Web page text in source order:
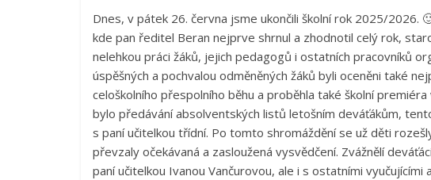
Dnes, v pátek 26. června jsme ukončili školní rok 2025/2026.
kde pan ředitel Beran nejprve shrnul a zhodnotil celý rok,
nelehkou práci žáků, jejich pedagogů i ostatních pracovníků
úspěšných a pochvalou odměněných žáků byli oceněni také
celoškolního přespolního běhu a proběhla také školní
bylo předávání absolventských listů letošním deváťákům,
s paní učitelkou třídní. Po tomto shromáždění se už děti
převzaly očekávaná a zasloužená vysvědčení. Zvážnělí
paní učitelkou Ivanou Vančurovou, ale i s ostatními vyučujícími